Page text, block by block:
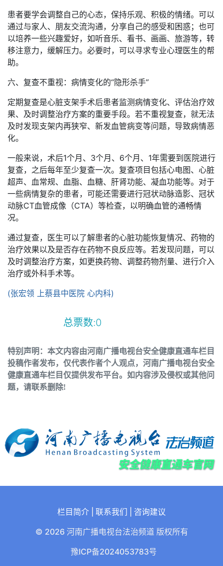
患者要学会调整自己的心态，保持乐观、积极的情绪。可以
通过与家人、朋友交流沟通，分享自己的感受和困惑；也可
以培养一些兴趣爱好，如听音乐、看书、画画、旅游等，转
移注意力，缓解压力。必要时，可以寻求专业心理医生的帮
助。
六、复查不重视：病情变化的“隐形杀手”
定期复查是心脏支架手术后患者监测病情变化、评估治疗效
果、及时调整治疗方案的重要手段。若不重视复查，就无法
及时发现支架内再狭窄、新发血管病变等问题，导致病情恶
化。
一般来说，术后1个月、3个月、6个月、1年需要到医院进行
复查，之后每年至少复查一次。复查项目包括心电图、心脏
超声、血常规、血脂、血糖、肝肾功能、凝血功能等。对于
一些病情复杂的患者，可能还需要进行冠状动脉造影、冠状
动脉CT血管成像（CTA）等检查，以明确血管的通畅情
况。
通过复查，医生可以了解患者的心脏功能恢复情况、药物的
治疗效果以及是否存在药物不良反应等。若发现问题，可以
及时调整治疗方案，如更换药物、调整药物剂量、进行介入
治疗或外科手术等。
(张宏领 上蔡县中医院 心内科)
总票数:0
特别声明：本文内容由河南广播电视台安全健康直通车栏目
投稿作者发布，仅代表作者个人观点，河南广播电视台安全
健康直通车栏目仅提供发布平台。如内容涉及侵权或其他问
题，请联系删除!
栏目简介 联系我们
咨询建议
© 2026 河南广播电视台法治频道 版权所有
豫ICP备2024053783号